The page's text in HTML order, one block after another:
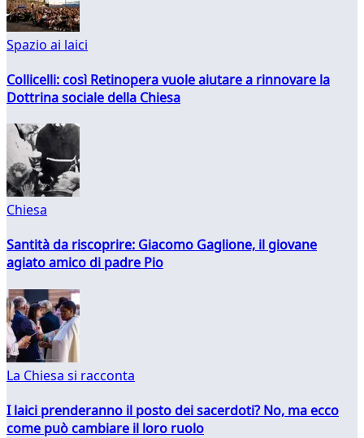
Spazio ai laici
Collicelli: così Retinopera vuole aiutare a rinnovare la
Dottrina sociale della Chiesa
Chiesa
Santità da riscoprire: Giacomo Gaglione, il giovane
agiato amico di padre Pio
La Chiesa si racconta
I laici prenderanno il posto dei sacerdoti? No, ma ecco
come può cambiare il loro ruolo